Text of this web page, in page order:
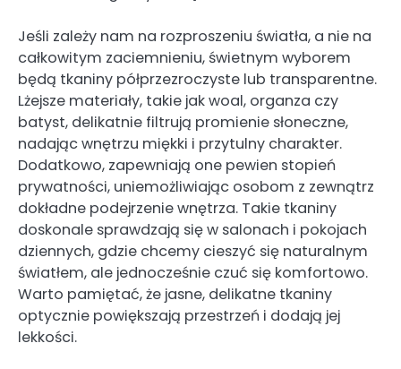
Jeśli zależy nam na rozproszeniu światła, a nie na
całkowitym zaciemnieniu, świetnym wyborem
będą tkaniny półprzezroczyste lub transparentne.
Lżejsze materiały, takie jak woal, organza czy
batyst, delikatnie filtrują promienie słoneczne,
nadając wnętrzu miękki i przytulny charakter.
Dodatkowo, zapewniają one pewien stopień
prywatności, uniemożliwiając osobom z zewnątrz
dokładne podejrzenie wnętrza. Takie tkaniny
doskonale sprawdzają się w salonach i pokojach
dziennych, gdzie chcemy cieszyć się naturalnym
światłem, ale jednocześnie czuć się komfortowo.
Warto pamiętać, że jasne, delikatne tkaniny
optycznie powiększają przestrzeń i dodają jej
lekkości.